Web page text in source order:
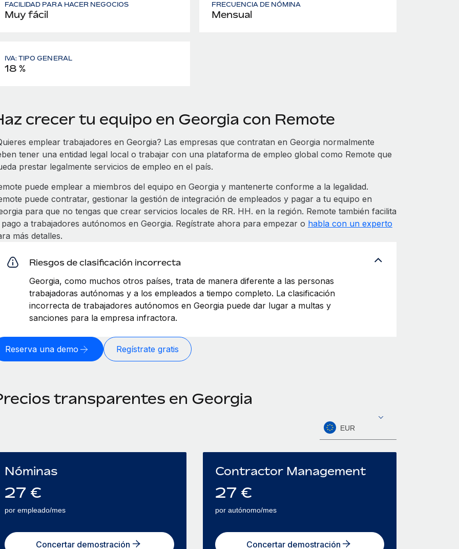
FACILIDAD PARA HACER NEGOCIOS
Muy fácil
FRECUENCIA DE NÓMINA
Mensual
IVA: TIPO GENERAL
18 %
crecer tu equipo en Georgia con Remote
emplear trabajadores en Georgia? Las empresas que contratan en Georgia normalmente
tener una entidad legal local o trabajar con una plataforma de empleo global como Remote que
prestar legalmente servicios de empleo en el país.
puede emplear a miembros del equipo en Georgia y mantenerte conforme a la legalidad.
puede contratar, gestionar la gestión de integración de empleados y pagar a tu equipo en
para que no tengas que crear servicios locales de RR. HH. en la región. Remote también facilita
a trabajadores autónomos en Georgia. Regístrate ahora para empezar o habla con un experto
más detalles.
Riesgos de clasificación incorrecta
Georgia, como muchos otros países, trata de manera diferente a las personas
trabajadoras autónomas y a los empleados a tiempo completo. La clasificación
incorrecta de trabajadores autónomos en Georgia puede dar lugar a multas y
sanciones para la empresa infractora.
Reserva una demo Regístrate gratis
transparentes en Georgia
EUR
Nóminas
27 €
por empleado/mes
Concertar demostración
Contractor Management
27 €
por autónomo/mes
Concertar demostración